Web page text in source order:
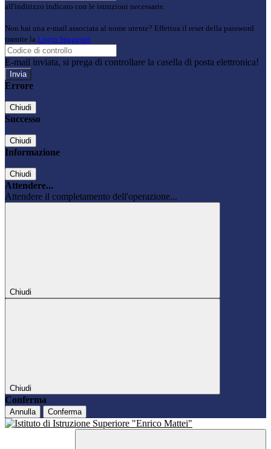
all'indirizzo indicato con le istruzioni necessarie.
Non hai una e-mail associata al nome utente? Effettua il reset della password
tramite la Login Spaggiari
E-mail inviata, si prega di controllare la casella di posta elettronica!
Errore
Chiudi
Successo
Chiudi
Informazione
Chiudi
Attendere...
Attendere il completamento dell'operazione...
Chiudi
Chiudi
Conferma
Annulla Conferma